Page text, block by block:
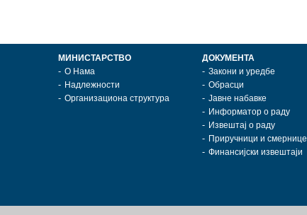
МИНИСТАРСТВО
О Нама
Надлежности
Организациона структура
ДОКУМЕНТА
Закони и уредбе
Обрасци
Јавне набавке
Информатор о раду
Извештај о раду
Приручници и смернице
Финансијски извештаји